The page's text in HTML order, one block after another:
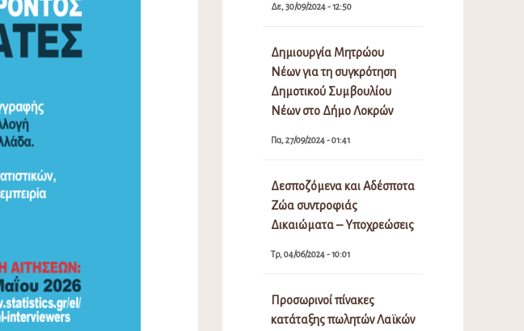
Δε, 30/09/2024 - 12:50
Δημιουργία Μητρώου
Νέων για τη συγκρότηση
Δημοτικού Συμβουλίου
Νέων στο Δήμο Λοκρών
Πα, 27/09/2024 - 01:41
Δεσποζόμενα και Αδέσποτα
Ζώα συντροφιάς
Δικαιώματα – Υποχρεώσεις
Τρ, 04/06/2024 - 10:01
Προσωρινοί πίνακες
κατάταξης πωλητών Λαϊκών